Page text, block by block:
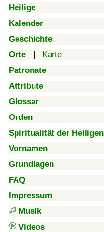
Heilige
Kalender
Geschichte
Orte | Karte
Patronate
Attribute
Glossar
Orden
Spiritualität der Heiligen
Vornamen
Grundlagen
FAQ
Impressum
Musik
Videos